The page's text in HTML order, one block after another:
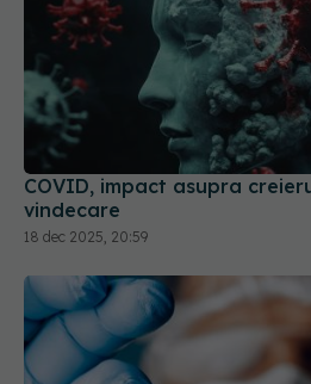
COVID, impact asupra
vindecare
18 dec 2025, 20:59